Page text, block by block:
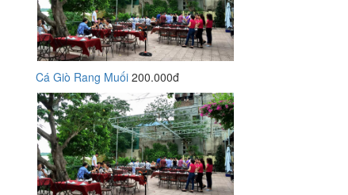
Cá Giò Rang Muối 200.000đ